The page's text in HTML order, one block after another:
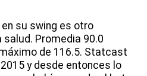
su swing es otro
Promedia 90.0
de 116.5. Statcast
y desde entonces lo